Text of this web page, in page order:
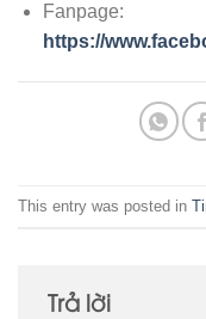
Fanpage:
https://
This entry was posted in
Trả lời